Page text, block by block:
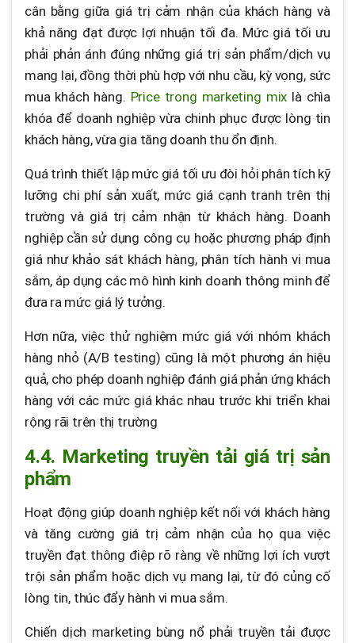
cân bằng giữa giá trị cảm nhận của khách hàng và
khả năng đạt được lợi nhuận tối đa. Mức giá tối ưu
phải phản ánh đúng những giá trị sản phẩm/dịch vụ
mang lại, đồng thời phù hợp với nhu cầu, kỳ vọng, sức
mua khách hàng. Price trong marketing mix là chìa
khóa để doanh nghiệp vừa chinh phục được lòng tin
khách hàng, vừa gia tăng doanh thu ổn định.
Quá trình thiết lập mức giá tối ưu đòi hỏi phân tích kỹ
lưỡng chi phí sản xuất, mức giá cạnh tranh trên thị
trường và giá trị cảm nhận từ khách hàng. Doanh
nghiệp cần sử dụng công cụ hoặc phương pháp định
giá như khảo sát khách hàng, phân tích hành vi mua
sắm, áp dụng các mô hình kinh doanh thông minh để
đưa ra mức giá lý tưởng.
Hơn nữa, việc thử nghiệm mức giá với nhóm khách
hàng nhỏ (A/B testing) cũng là một phương án hiệu
quả, cho phép doanh nghiệp đánh giá phản ứng khách
hàng với các mức giá khác nhau trước khi triển khai
rộng rãi trên thị trường
4.4. Marketing truyền tải giá trị sản
phẩm
Hoạt động giúp doanh nghiệp kết nối với khách hàng
và tăng cường giá trị cảm nhận của họ qua việc
truyền đạt thông điệp rõ ràng về những lợi ích vượt
trội sản phẩm hoặc dịch vụ mang lại, từ đó củng cố
lòng tin, thúc đẩy hành vi mua sắm.
Chiến dịch marketing bùng nổ phải truyền tải được